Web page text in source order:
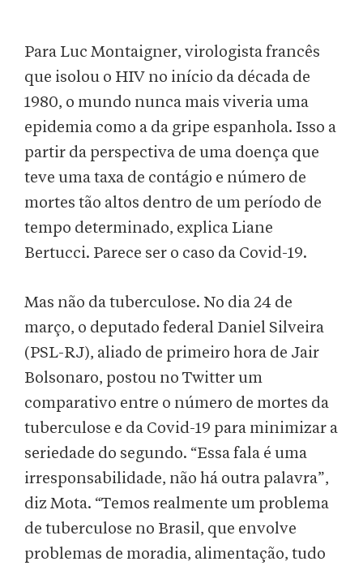
Para Luc Montaigner, virologista francês
que isolou o HIV no início da década de
1980, o mundo nunca mais viveria uma
epidemia como a da gripe espanhola. Isso a
partir da perspectiva de uma doença que
teve uma taxa de contágio e número de
mortes tão altos dentro de um período de
tempo determinado, explica Liane
Bertucci. Parece ser o caso da Covid-19.
Mas não da tuberculose. No dia 24 de
março, o deputado federal Daniel Silveira
(PSL-RJ), aliado de primeiro hora de Jair
Bolsonaro, postou no Twitter um
comparativo entre o número de mortes da
tuberculose e da Covid-19 para minimizar a
seriedade do segundo. “Essa fala é uma
irresponsabilidade, não há outra palavra”,
diz Mota. “Temos realmente um problema
de tuberculose no Brasil, que envolve
problemas de moradia, alimentação, tudo